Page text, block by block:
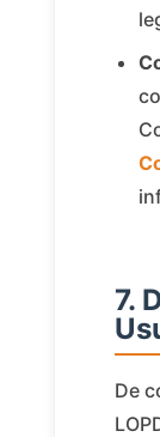
7.
De